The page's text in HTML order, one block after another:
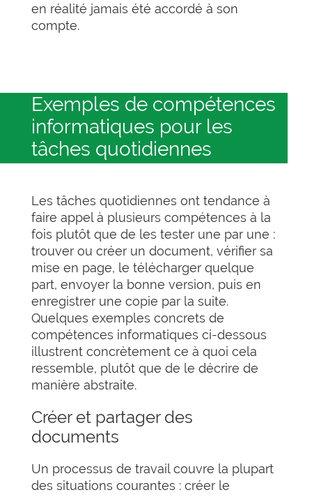
en réalité jamais été accordé à son
compte.
Exemples de compétences
informatiques pour les
tâches quotidiennes
Les tâches quotidiennes ont tendance à
faire appel à plusieurs compétences à la
fois plutôt que de les tester une par une :
trouver ou créer un document, vérifier sa
mise en page, le télécharger quelque
part, envoyer la bonne version, puis en
enregistrer une copie par la suite.
Quelques exemples concrets de
compétences informatiques ci-dessous
illustrent concrètement ce à quoi cela
ressemble, plutôt que de le décrire de
manière abstraite.
Créer et partager des
documents
Un processus de travail couvre la plupart
des situations courantes : créer le